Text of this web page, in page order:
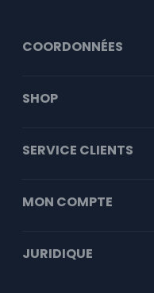
COORDONNÉES
SHOP
SERVICE CLIENTS
MON COMPTE
JURIDIQUE